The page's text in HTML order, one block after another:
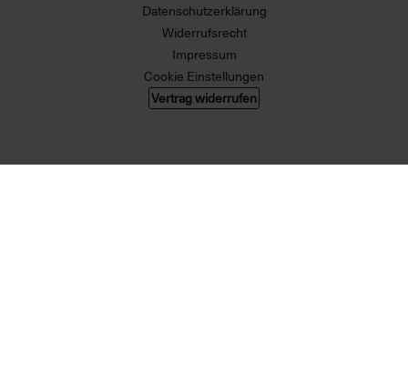
Datenschutzerklärung
Widerrufsrecht
Impressum
Cookie Einstellungen
Vertrag widerrufen